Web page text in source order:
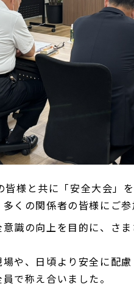
様と共に「安全大会」を
くの関係者の皆様にご参
識の向上を目的に、さ
や、日頃より安全に配
で称え合いました。